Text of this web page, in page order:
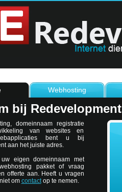
Webhosting
bij Redevelopment
domeinnaam registratie
van websites en
bent u bij
aan het juiste adres.
uw eigen domeinnaam met
pakket of vraag
offerte aan. Heeft u vragen
om contactop te nemen.